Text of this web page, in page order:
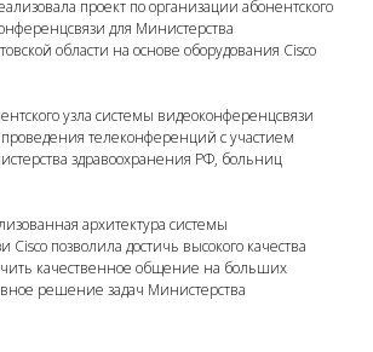
проект по организации абонентского
для Министерства
области на основе оборудования Cisco
узла системы видеоконференцсвязи
проведения телеконференций с участием
здравоохранения РФ, больниц
архитектура системы
Cisco позволила достичь высокого качества
качественное общение на больших
решение задач Министерства